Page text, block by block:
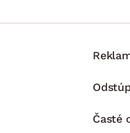
Časté